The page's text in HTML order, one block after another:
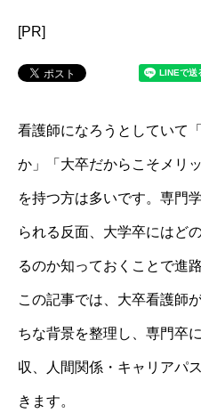
[PR]
看護師になろうとしていて
か」「大卒だからこそメリ
を持つ方は多いです。専門
られる反面、大学卒にはど
るのか知っておくことで進
この記事では、大卒看護師
ちな背景を整理し、専門卒
収、人間関係・キャリアパ
きます。